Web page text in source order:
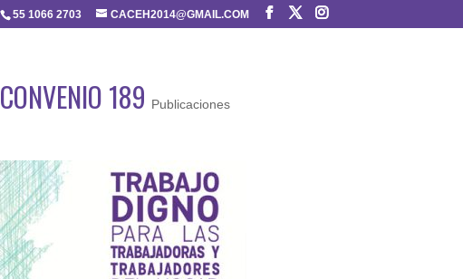
55 1066 2703 CACEH2014@GMAIL.COM
CONVENIO 189 Publicaciones